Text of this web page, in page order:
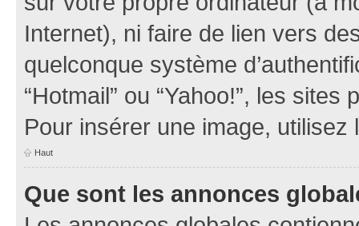
Internet), ni faire de lien vers
quelconque système
“Hotmail” ou “Yahoo!”, les
Pour insérer une image, utilisez
Haut
Que sont les annonces